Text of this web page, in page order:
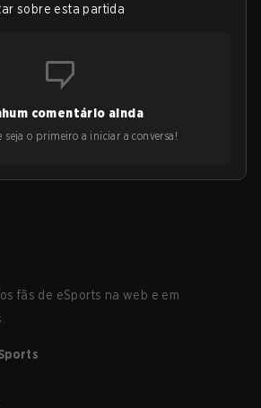
sobre esta partida
comentário ainda
seja o primeiro a iniciar a conversa!
fãs de eSports na web e em